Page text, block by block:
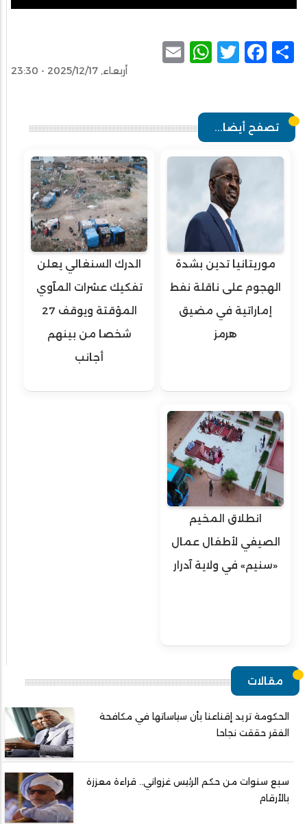
Share
Facebook
Twitter
WhatsApp
أربعاء, 2025/12/17 - 23:30
تصفح أيضا...
موريتانيا تدين بشدة
الهجوم على ناقلة نفط
إماراتية في مضيق
هرمز
الدرك السنغالي يعلن
تفكيك عشرات المآوي
المؤقتة ويوقف 27
شخصا من بينهم
أجانب
انطلاق المخيم
الصيفي لأطفال عمال
«سنيم» في ولاية آدرار
مقالات
الحكومة تريد إقناعنا بأن سياساتها في مكافحة
الفقر حققت نجاحا
سبع سنوات من حكم الرئيس غزواني.. قراءة معززة
بالأرقام